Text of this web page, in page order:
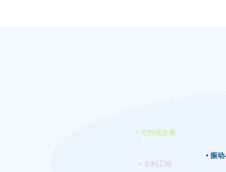
• 水利工程
• 可持续发展
• 振